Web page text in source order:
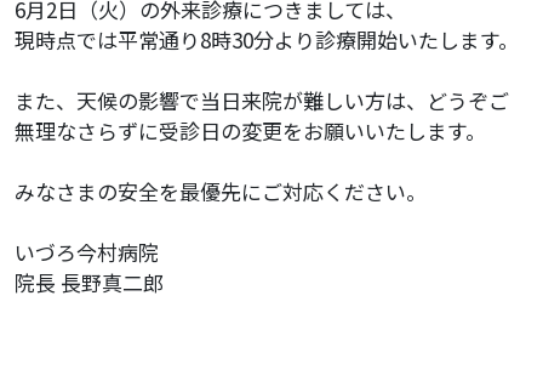
6月2日（火）の外来診療につきましては、
現時点では平常通り8時30分より診療開始いたします。
また、天候の影響で当日来院が難しい方は、どうぞご
無理なさらずに受診日の変更をお願いいたします。
みなさまの安全を最優先にご対応ください。
いづろ今村病院
院長 長野真二郎